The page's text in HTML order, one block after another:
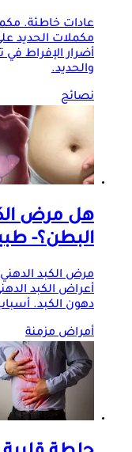
عادات خاطئة.
مكملات الحديد
أضرار الإفراط
والحديد.
نصائح
هل مرض
البطن؟-
مرض الكبد
أعراض الكبد
دهون الكبد.
أمراض مزمنة